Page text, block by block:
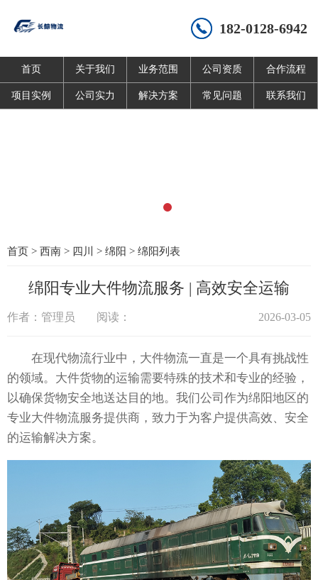
182-0128-6942
首页 关于我们 业务范围 公司资质 合作流程
项目实例 公司实力 解决方案 常见问题 联系我们
首页 > 西南 > 四川 > 绵阳 > 绵阳列表
绵阳专业大件物流服务 | 高效安全运输
作者：管理员 阅读： 2026-03-05
在现代物流行业中，大件物流一直是一个具有挑战性
的领域。大件货物的运输需要特殊的技术和专业的经验，
以确保货物安全地送达目的地。我们公司作为绵阳地区的
专业大件物流服务提供商，致力于为客户提供高效、安全
的运输解决方案。